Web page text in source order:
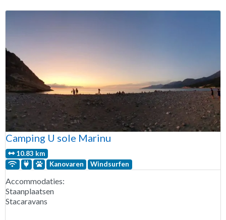
Camping U sole Marinu
10.83 km
Kanovaren
Windsurfen
Accommodaties:
Staanplaatsen
Stacaravans